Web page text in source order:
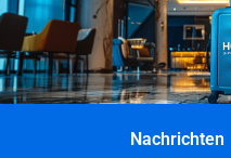
Nachrichten